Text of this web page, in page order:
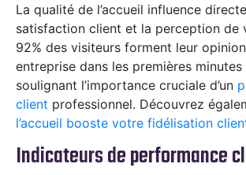
La qualité de l’accueil influence
satisfaction client et la perception de
92% des visiteurs forment leur
entreprise dans les premières
soulignant l’importance cruciale d’un
client professionnel. Découvrez
l’accueil booste votre fidélisation
Indicateurs de performance